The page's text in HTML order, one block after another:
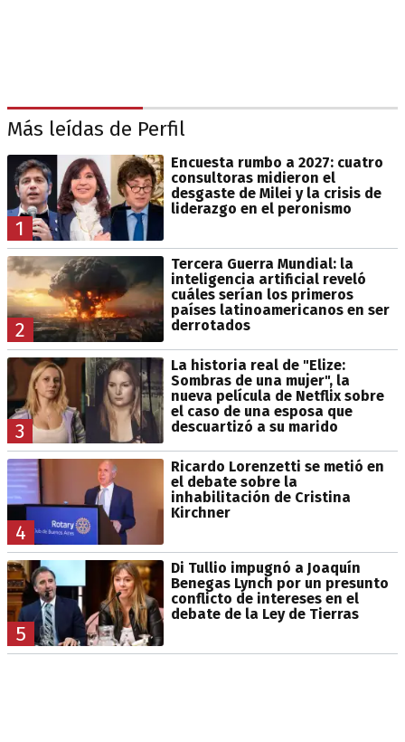
Más leídas de Perfil
1
Encuesta rumbo a 2027: cuatro
consultoras midieron el
desgaste de Milei y la crisis de
liderazgo en el peronismo
2
Tercera Guerra Mundial: la
inteligencia artificial reveló
cuáles serían los primeros
países latinoamericanos en ser
derrotados
3
La historia real de "Elize:
Sombras de una mujer", la
nueva película de Netflix sobre
el caso de una esposa que
descuartizó a su marido
4
Ricardo Lorenzetti se metió en
el debate sobre la
inhabilitación de Cristina
Kirchner
5
Di Tullio impugnó a Joaquín
Benegas Lynch por un presunto
conflicto de intereses en el
debate de la Ley de Tierras